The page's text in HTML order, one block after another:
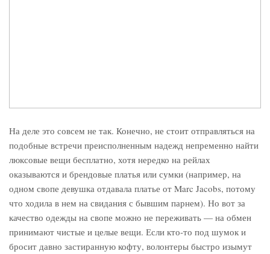
На деле это совсем не так. Конечно, не стоит отправляться на
подобные встречи преисполненным надежд непременно найти
люксовые вещи бесплатно, хотя нередко на рейлах
оказываются и брендовые платья или сумки (например, на
одном свопе девушка отдавала платье от Marc Jacobs, потому
что ходила в нем на свидания с бывшим парнем). Но вот за
качество одежды на свопе можно не переживать — на обмен
принимают чистые и целые вещи. Если кто-то под шумок и
бросит давно застиранную кофту, волонтеры быстро изымут